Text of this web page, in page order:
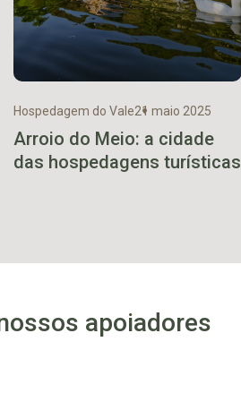
Hospedagem do Vale21 maio 2025
Arroio do Meio: a cidade
das hospedagens turísticas
apoiadores